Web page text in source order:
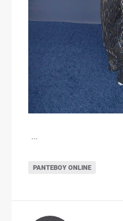
…
ΡΑΝΤΕΒΟΎ ONLINE